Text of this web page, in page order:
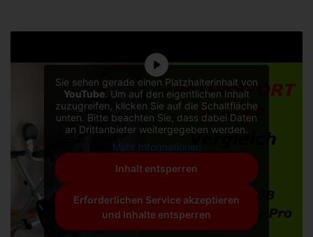
Sie sehen gerade einen Platzhalterinhalt von
YouTube. Um auf den eigentlichen Inhalt
zuzugreifen, klicken Sie auf die Schaltfläche
unten. Bitte beachten Sie, dass dabei Daten
an Drittanbieter weitergegeben werden.
Mehr Informationen
Inhalt entsperren
Erforderlichen Service akzeptieren
und Inhalte entsperren